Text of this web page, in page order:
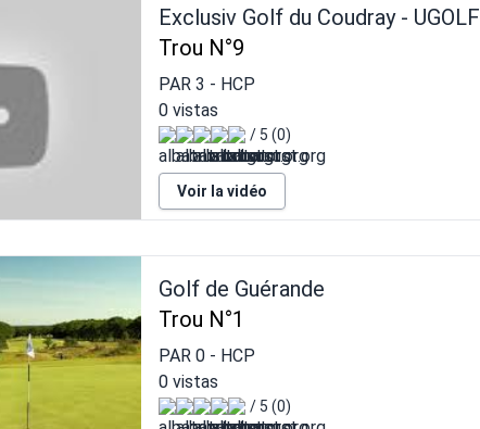
Exclusiv Golf du Coudray - UGOLF
Trou N°9
PAR 3 - HCP
0 vistas
/ 5 (0)
Voir la vidéo
Golf de Guérande
Trou N°1
PAR 0- HCP
0 vistas
/ 5 (0)